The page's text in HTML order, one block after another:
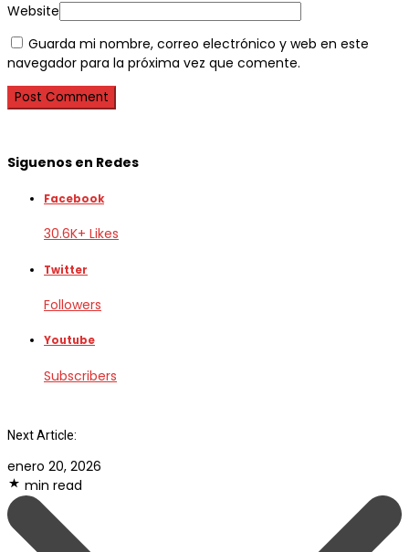
Website
Guarda mi nombre, correo electrónico y web en este
navegador para la próxima vez que comente.
Siguenos en Redes
Facebook
30.6K+ Likes
Twitter
Followers
Youtube
Subscribers
Next Article:
enero 20, 2026
min read